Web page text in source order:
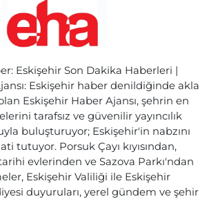
Eskişehir Son Dakika Haberleri |
Eskişehir haber denildiğinde akla
Eskişehir Haber Ajansı, şehrin en
tarafsız ve güvenilir yayıncılık
buluşturuyor; Eskişehir'in nabzını
tutuyor. Porsuk Çayı kıyısından,
evlerinden ve Sazova Parkı'ndan
Eskişehir Valiliği ile Eskişehir
duyuruları, yerel gündem ve şehir